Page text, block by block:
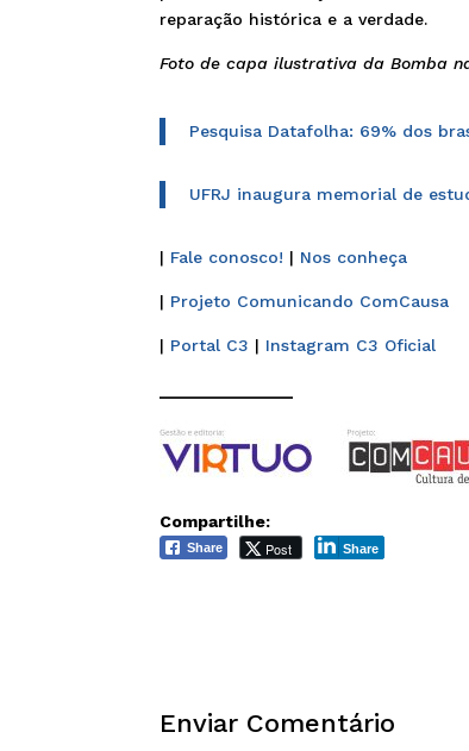
reparação histórica e a verdade.
Foto de capa ilustrativa da Bomba
Pesquisa Datafolha: 69% dos
UFRJ inaugura memorial de
| Fale conosco! | Nos conheça
| Projeto Comunicando ComCausa
| Portal C3 | Instagram C3 Oficial
Compartilhe:
Share Post Share
Enviar Comentário